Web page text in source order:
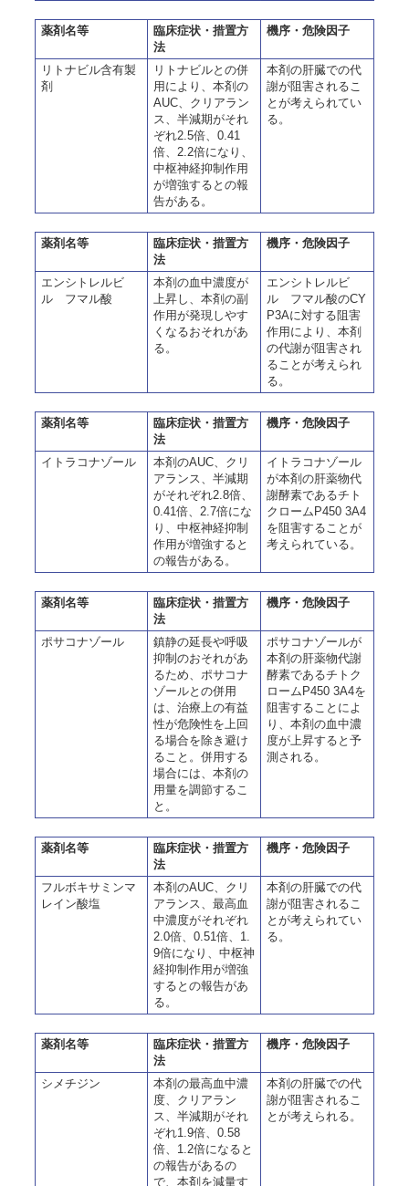
薬剤名等
臨床症状・措置方
法
機序・危険因子
リトナビル含有製
剤
リトナビルとの併
用により、本剤の
AUC、クリアラン
ス、半減期がそれ
ぞれ2.5倍、0.41
倍、2.2倍になり、
中枢神経抑制作用
が増強するとの報
告がある。
本剤の肝臓での代
謝が阻害されるこ
とが考えられてい
る。
薬剤名等
臨床症状・措置方
法
機序・危険因子
エンシトレルビ
ル フマル酸
本剤の血中濃度が
上昇し、本剤の副
作用が発現しやす
くなるおそれがあ
る。
エンシトレルビ
ル フマル酸のCY
P3Aに対する阻害
作用により、本剤
の代謝が阻害され
ることが考えられ
る。
薬剤名等
臨床症状・措置方
法
機序・危険因子
イトラコナゾール
本剤のAUC、クリ
アランス、半減期
がそれぞれ2.8倍、
0.41倍、2.7倍にな
り、中枢神経抑制
作用が増強すると
の報告がある。
イトラコナゾール
が本剤の肝薬物代
謝酵素であるチト
クロームP450 3A4
を阻害することが
考えられている。
薬剤名等
臨床症状・措置方
法
機序・危険因子
ポサコナゾール
鎮静の延長や呼吸
抑制のおそれがあ
るため、ポサコナ
ゾールとの併用
は、治療上の有益
性が危険性を上回
る場合を除き避け
ること。併用する
場合には、本剤の
用量を調節するこ
と。
ポサコナゾールが
本剤の肝薬物代謝
酵素であるチトク
ロームP450 3A4を
阻害することによ
り、本剤の血中濃
度が上昇すると予
測される。
薬剤名等
臨床症状・措置方
法
機序・危険因子
フルボキサミンマ
レイン酸塩
本剤のAUC、クリ
アランス、最高血
中濃度がそれぞれ
2.0倍、0.51倍、1.
9倍になり、中枢神
経抑制作用が増強
するとの報告があ
る。
本剤の肝臓での代
謝が阻害されるこ
とが考えられてい
る。
薬剤名等
臨床症状・措置方
法
機序・危険因子
シメチジン
本剤の最高血中濃
度、クリアラン
ス、半減期がそれ
ぞれ1.9倍、0.58
倍、1.2倍になると
の報告があるの
で、本剤を減量す
本剤の肝臓での代
謝が阻害されるこ
とが考えられる。